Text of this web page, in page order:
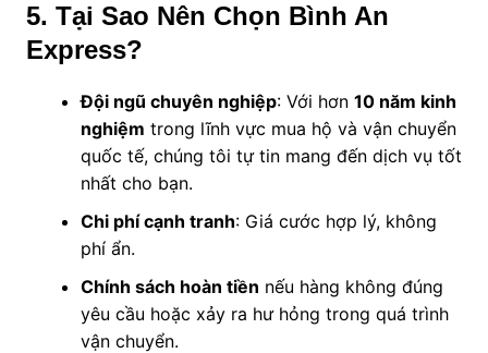
5. Tại Sao Nên Chọn Bình An
Express?
Đội ngũ chuyên nghiệp: Với hơn 10 năm kinh
nghiệm trong lĩnh vực mua hộ và vận chuyển
quốc tế, chúng tôi tự tin mang đến dịch vụ tốt
nhất cho bạn.
Chi phí cạnh tranh: Giá cước hợp lý, không
phí ẩn.
Chính sách hoàn tiền nếu hàng không đúng
yêu cầu hoặc xảy ra hư hỏng trong quá trình
vận chuyển.